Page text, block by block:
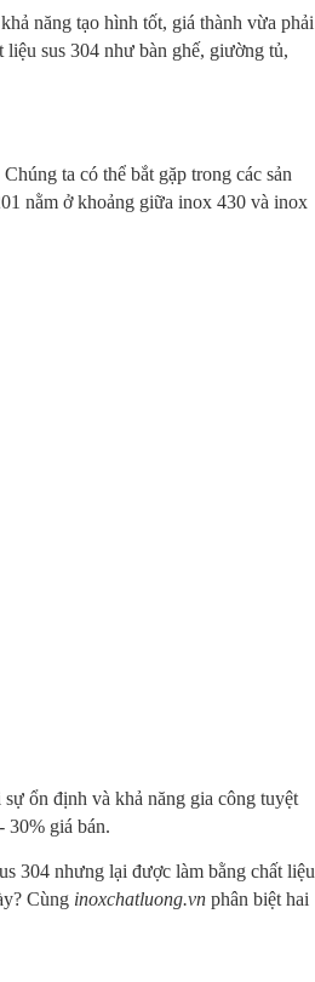
năng tạo hình tốt, giá thành vừa phải
sus 304 như bàn ghế, giường tủ,
ta có thể bắt gặp trong các sản
nằm ở khoảng giữa inox 430 và inox
ổn định và khả năng gia công tuyệt
30% giá bán.
304 nhưng lại được làm bằng chất liệu
Cùng inoxchatluong.vn phân biệt hai